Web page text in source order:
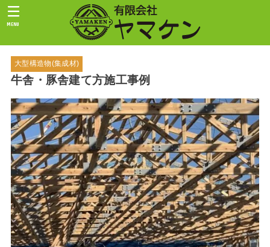
MENU
大型構造物(集成材)
牛舎・豚舎建て方施工事例